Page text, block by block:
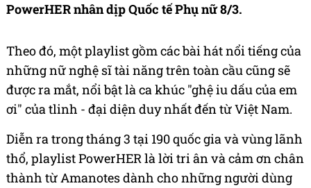
PowerHER nhân dịp Quốc tế Phụ nữ 8/3.
Theo đó, một playlist gồm các bài hát nổi tiếng của
những nữ nghệ sĩ tài năng trên toàn cầu cũng sẽ
được ra mắt, nổi bật là ca khúc "ghệ iu dấu của em
ơi" của tlinh - đại diện duy nhất đến từ Việt Nam.
Diễn ra trong tháng 3 tại 190 quốc gia và vùng lãnh
thổ, playlist PowerHER là lời tri ân và cảm ơn chân
thành từ Amanotes dành cho những người dùng